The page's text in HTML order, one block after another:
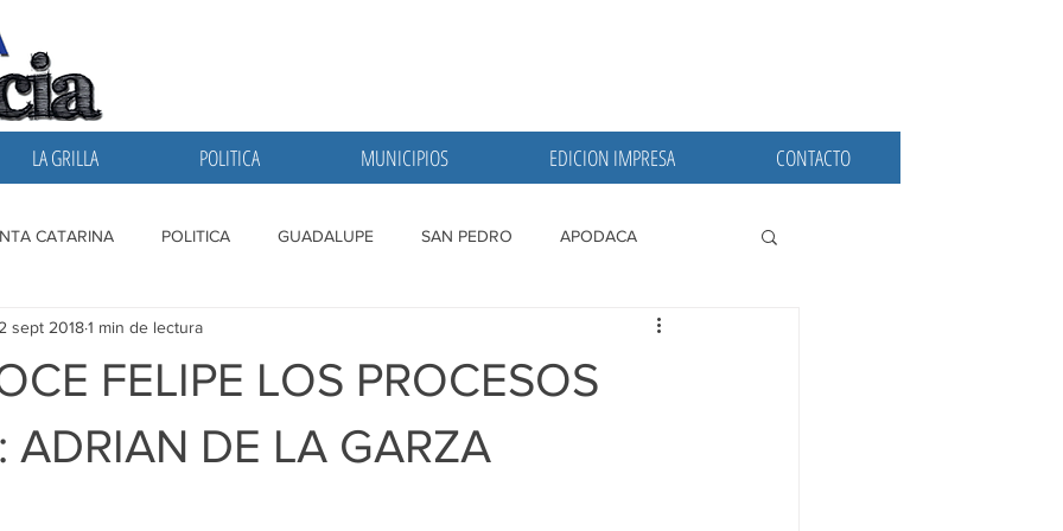
LA GRILLA POLITICA MUNICIPIOS EDICION IMPRESA CONTACTO
CATARINA POLITICA GUADALUPE SAN PEDRO APODACA
GRILLA SAN NICOLAS
FELIPE LOS PROCESOS
ADRIAN DE LA GARZA
sept 20181 min de lectura